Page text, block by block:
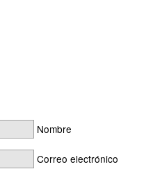
Nombre
Correo electrónico